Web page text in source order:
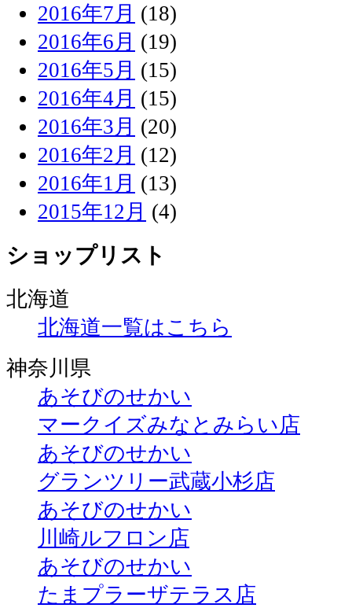
2016年7月 (18)
2016年6月 (19)
2016年5月 (15)
2016年4月 (15)
2016年3月 (20)
2016年2月 (12)
2016年1月 (13)
2015年12月 (4)
ショップリスト
北海道
北海道一覧はこちら
神奈川県
あそびのせかい
マークイズみなとみらい店
あそびのせかい
グランツリー武蔵小杉店
あそびのせかい
川崎ルフロン店
あそびのせかい
たまプラーザテラス店